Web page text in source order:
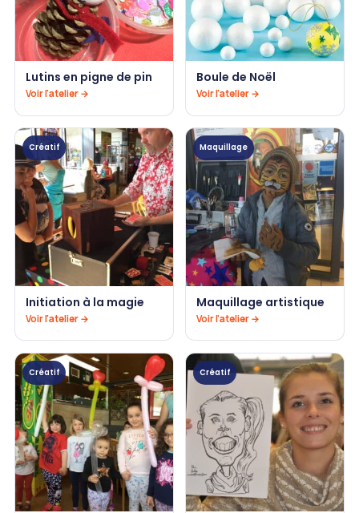
Lutins en pigne de pin
Voir l'atelier →
Boule de Noël
Voir l'atelier →
Créatif
Initiation à la magie
Voir l'atelier →
Maquillage
Maquillage artistique
Voir l'atelier →
Créatif Créatif